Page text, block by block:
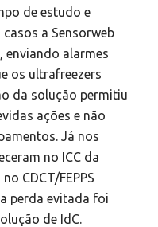
de estudo e
a Sensorweb
alarmes
os ultrafreezers
da solução permitiu
ações e não
Já nos
no ICC da
CDCT/FEPPS
perda evitada foi
de IdC.